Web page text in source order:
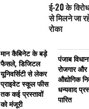
ई-20 के
से मिलने जा
रोका
मान कैबिनेट के बड़े
फैसले, डिजिटल
यूनिवर्सिटी से लेकर
प्राइवेट स्कूल फीस
तक कई प्रस्तावों
को मंजूरी
पंजाब
रोजगार और
औद्योगिक
धन्यवाद
पारित